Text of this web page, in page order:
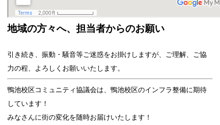
地域の方々へ、担当者からのお願い
引き続き、振動・騒音等ご迷惑をお掛けしますが、ご理解、ご協
力の程、よろしくお願いいたします。
鴨池校区コミュニティ協議会は、鴨池校区のインフラ整備に期待
しています！
みなさんに街の変化を随時お届けいたします！